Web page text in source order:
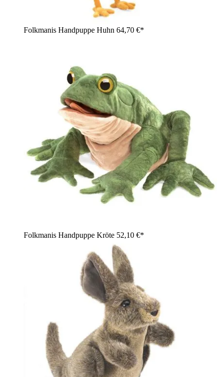
Folkmanis Handpuppe Huhn 64,70 €*
Folkmanis Handpuppe Kröte 52,10 €*